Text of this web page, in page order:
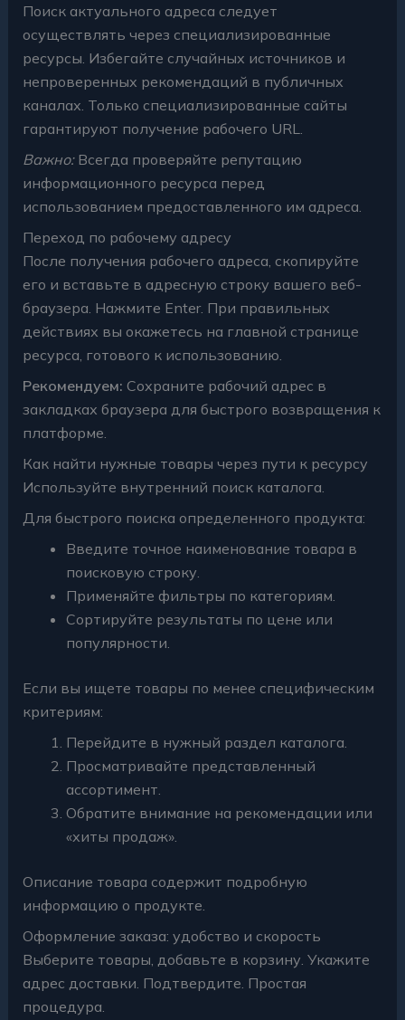
Поиск актуального адреса следует
осуществлять через специализированные
ресурсы. Избегайте случайных источников и
непроверенных рекомендаций в публичных
каналах. Только специализированные сайты
гарантируют получение рабочего URL.
Важно:Всегда проверяйте репутацию
информационного ресурса перед
использованием предоставленного им адреса.
Переход по рабочему адресу
После получения рабочего адреса, скопируйте
его и вставьте в адресную строку вашего веб-
браузера. Нажмите Enter. При правильных
действиях вы окажетесь на главной странице
ресурса, готового к использованию.
Рекомендуем: Сохраните рабочий адрес в
закладках браузера для быстрого возвращения к
платформе.
Как найти нужные товары через пути к ресурсу
Используйте внутренний поиск каталога.
Для быстрого поиска определенного продукта:
Введите точное наименование товара в
поисковую строку.
Применяйте фильтры по категориям.
Сортируйте результаты по цене или
популярности.
Если вы ищете товары по менее специфическим
критериям:
Перейдите в нужный раздел каталога.
Просматривайте представленный
ассортимент.
Обратите внимание на рекомендации или
«хиты продаж».
Описание товара содержит подробную
информацию о продукте.
Оформление заказа: удобство и скорость
Выберите товары, добавьте в корзину. Укажите
адрес доставки. Подтвердите. Простая
процедура.